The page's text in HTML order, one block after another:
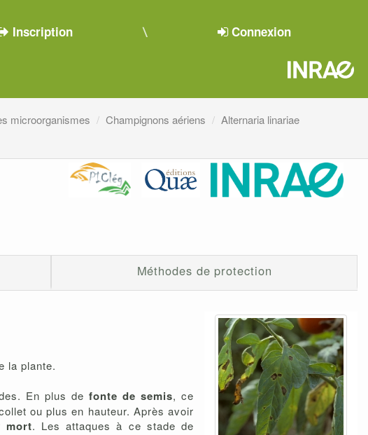
Inscription Connexion
microorganismes Champignons aériens
Alternaria linariae
Méthodes de protection
la plante.
En plus de fonte de semis, ce
ou plus en hauteur. Après avoir
mort. Les attaques à ce stade de